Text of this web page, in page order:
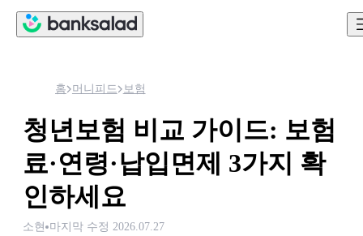
홈 머니피드 보험
청년보험 비교 가이드: 보험
료·연령·납입면제 3가지 확
인하세요
소현 마지막 수정 2026.07.27